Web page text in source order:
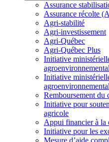
Assurance
Assurance récolte
Agri-stabilité
Agri-investissement
Agri-Québec
Agri-Québec Plus
Initiative
Initiative
Remboursement du
Initiative pour
agricole
Appui financier à la
Initiative pour les
Mesure d’aide